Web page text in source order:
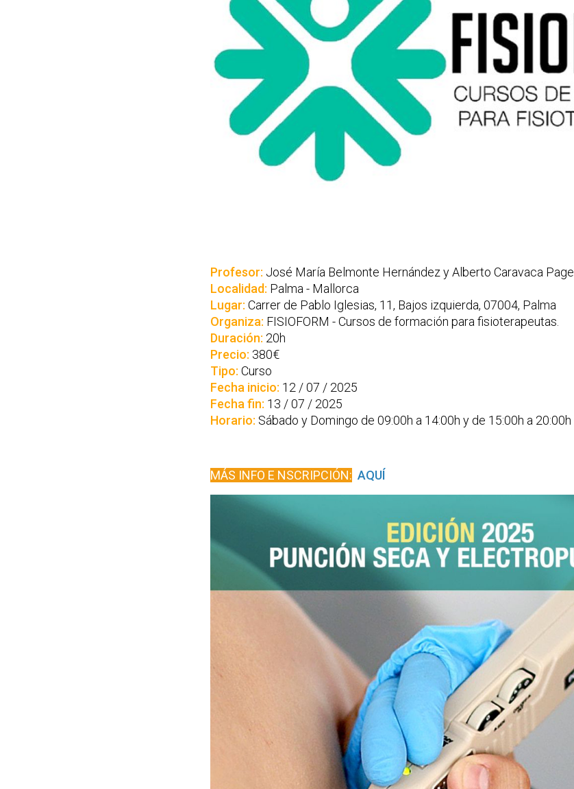
Profesor: José María Belmonte Hernández y Alberto Caravaca Page
Localidad: Palma - Mallorca
Lugar: Carrer de Pablo Iglesias, 11, Bajos izquierda, 07004, Palma
Organiza: FISIOFORM - Cursos de formación para fisioterapeutas.
Duración: 20h
Precio: 380€
Tipo: Curso
Fecha inicio: 12 / 07 / 2025
Fecha fin: 13 / 07 / 2025
Horario: Sábado y Domingo de 09:00h a 14:00h y de 15:00h a 20:00h
MÁS INFO E NSCRIPCIÓN: AQUÍ